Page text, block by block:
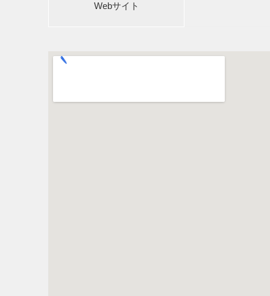
Webサイト